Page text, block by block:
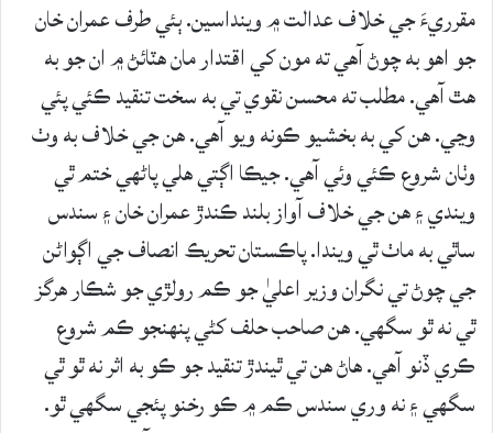
مقرريءَ جي خلاف عدالت ۾ وينداسين. ٻئي طرف عمران خان
جو اهو به چوڻ آهي ته مون کي اقتدار مان هٽائڻ ۾ ان جو به
هٿ آهي. مطلب ته محسن نقوي تي به سخت تنقيد ڪئي پئي
وڃي. هن کي به بخشيو ڪونه ويو آهي. هن جي خلاف به وٺ
وٺان شروع ڪئي وئي آهي. جيڪا اڳتي هلي پاڻهي ختم ٿي
ويندي ۽ هن جي خلاف آواز بلند ڪندڙ عمران خان ۽ سندس
ساٿي به ماٺ ٿي ويندا. پاڪستان تحريڪ انصاف جي اڳواڻن
جي چوڻ تي نگران وزير اعليٰ جو ڪم رولڙي جو شڪار هرگز
ٿي نه ٿو سگهي. هن صاحب حلف کڻي پنهنجو ڪم شروع
ڪري ڏنو آهي. هاڻ هن تي ٿيندڙ تنقيد جو ڪو به اثر نه ٿو ٿي
سگهي ۽ نه وري سندس ڪم ۾ ڪو رخنو پئجي سگهي ٿو.